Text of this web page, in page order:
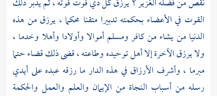
القوت في الأعضاء بحكمته تدبيرا متقنا محكما ، يرزق من هذه
الدنيا من يشاء من كافر ومسلم أموالا وأولادا وأهلا وخدما ،
ولا يرزق الآخرة إلا أهل توحيده وطاعته ، قضى ذلك قضاء حتما
مبرما ، وأشرف الأرزاق في هذه الدار ما رزقه عبده على أيدي
رسله من أسباب النجاة من الإيمان والعلم والعمل والحكمة